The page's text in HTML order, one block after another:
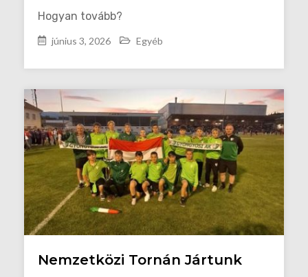
Hogyan tovább?
június 3, 2026 Egyéb
Nemzetközi Tornán Jártunk